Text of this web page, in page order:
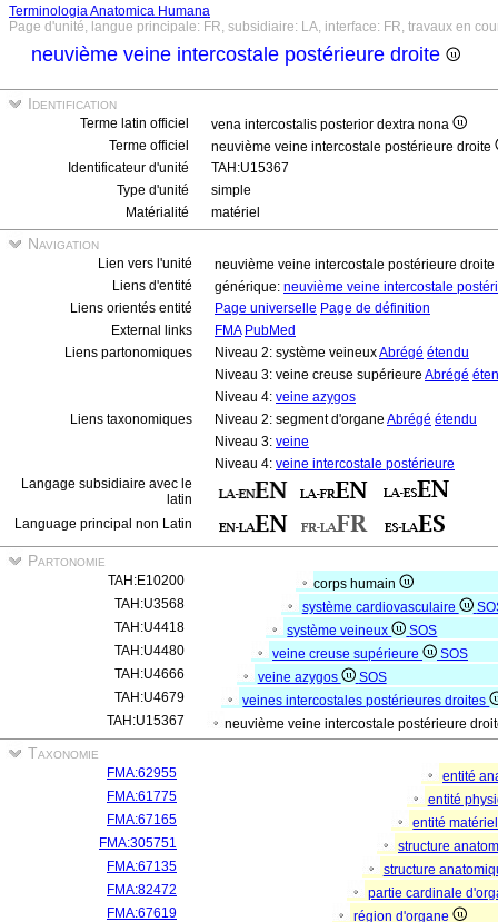
Terminologia Anatomica Humana
Page d'unité, langue principale: FR, subsidiaire: LA, interface: FR, travaux en
neuvième veine intercostale postérieure droite
Identification
Terme latin officiel
vena intercostalis posterior dextra nona
Terme officiel
neuvième veine intercostale postérieure droite
Identificateur d'unité
TAH:U15367
Type d'unité
simple
Matérialité
matériel
Navigation
Lien vers l'unité
neuvième veine intercostale postérieure droite
Liens d'entité
générique: neuvième veine intercostale
Liens orientés entité
Page universelle Page de définition
External links
FMA PubMed
Liens partonomiques
Niveau 2: système veineuxAbrégé étendu
Niveau 3: veine creuse supérieure Abrégé
Niveau 4: veine azygos
Liens taxonomiques
Niveau 2: segment d'organe Abrégé étendu
Niveau 3: veine
Niveau 4: veine intercostale postérieure
Langage subsidiaire avec le
latin
Language principal non Latin
Partonomie
TAH:E10200
corps humain
TAH:U3568
système cardiovasculaire
TAH:U4418
système veineux
SOS
TAH:U4480
veine creuse supérieure
SOS
TAH:U4666
veine azygos
SOS
TAH:U4679
veines intercostales postérieures droites
TAH:U15367
neuvième veine intercostale postérieure
Taxonomie
FMA:62955
entité
FMA:61775
entité
FMA:67165
entité
FMA:305751
structure
FMA:67135
structure
FMA:82472
partie cardinale
FMA:67619
région d'organe